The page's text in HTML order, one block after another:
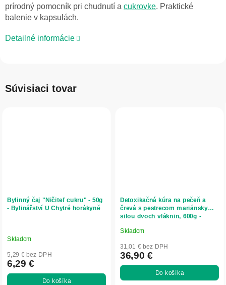
prírodný pomocník pri chudnutí a cukrovke. Praktické
balenie v kapsulách.
Detailné informácie
Súvisiaci tovar
Bylinný čaj "Ničiteľ cukru" - 50g
- Bylinářství U Chytré horákyně
Skladom
5,29 € bez DPH
6,29 €
Do košíka
Detoxikačná kúra na pečeň a
črevá s pestrecom mariánskym a
silou dvoch vláknin, 600g -
Priemerné
hodnotenie
produktu
je
5,0
Skladom
31,01 € bez DPH
36,90 €
Do košíka